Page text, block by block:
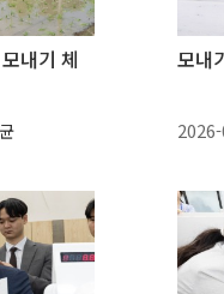
내기 체 모내